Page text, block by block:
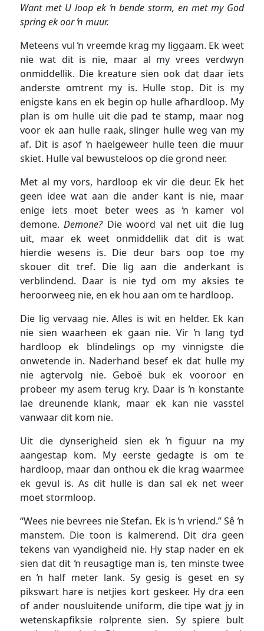
Want met U loop ek ŉ bende storm, en met my God
spring ek oor ŉ muur.
Meteens vul ŉ vreemde krag my liggaam. Ek weet
nie wat dit is nie, maar al my vrees verdwyn
onmiddellik. Die kreature sien ook dat daar iets
anderste omtrent my is. Hulle stop. Dit is my
enigste kans en ek begin op hulle afhardloop. My
plan is om hulle uit die pad te stamp, maar nog
voor ek aan hulle raak, slinger hulle weg van my
af. Dit is asof ŉ haelgeweer hulle teen die muur
skiet. Hulle val bewusteloos op die grond neer.
Met al my vors, hardloop ek vir die deur. Ek het
geen idee wat aan die ander kant is nie, maar
enige iets moet beter wees as ŉ kamer vol
demone.Demone?Die woord val net uit die lug
uit, maar ek weet onmiddellik dat dit is wat
hierdie wesens is. Die deur bars oop toe my
skouer dit tref. Die lig aan die anderkant is
verblindend. Daar is nie tyd om my aksies te
heroorweeg nie, en ek hou aan om te hardloop.
Die lig vervaag nie. Alles is wit en helder. Ek kan
nie sien waarheen ek gaan nie. Vir ŉ lang tyd
hardloop ek blindelings op my vinnigste die
onwetende in. Naderhand besef ek dat hulle my
nie agtervolg nie. Geboë buk ek vooroor en
probeer my asem terug kry. Daar is ŉ konstante
lae dreunende klank, maar ek kan nie vasstel
vanwaar dit kom nie.
Uit die dynserigheid sien ek ŉ figuur na my
aangestap kom. My eerste gedagte is om te
hardloop, maar dan onthou ek die krag waarmee
ek gevul is. As dit hulle is dan sal ek net weer
moet stormloop.
“Wees nie bevrees nie Stefan. Ek is ŉ vriend.” Sê ŉ
manstem. Die toon is kalmerend. Dit dra geen
tekens van vyandigheid nie. Hy stap nader en ek
sien dat dit ŉ reusagtige man is, ten minste twee
en ŉ half meter lank. Sy gesig is geset en sy
pikswart hare is netjies kort geskeer. Hy dra een
of ander nousluitende uniform, die tipe wat jy in
wetenskapfiksie rolprente sien. Sy spiere bult